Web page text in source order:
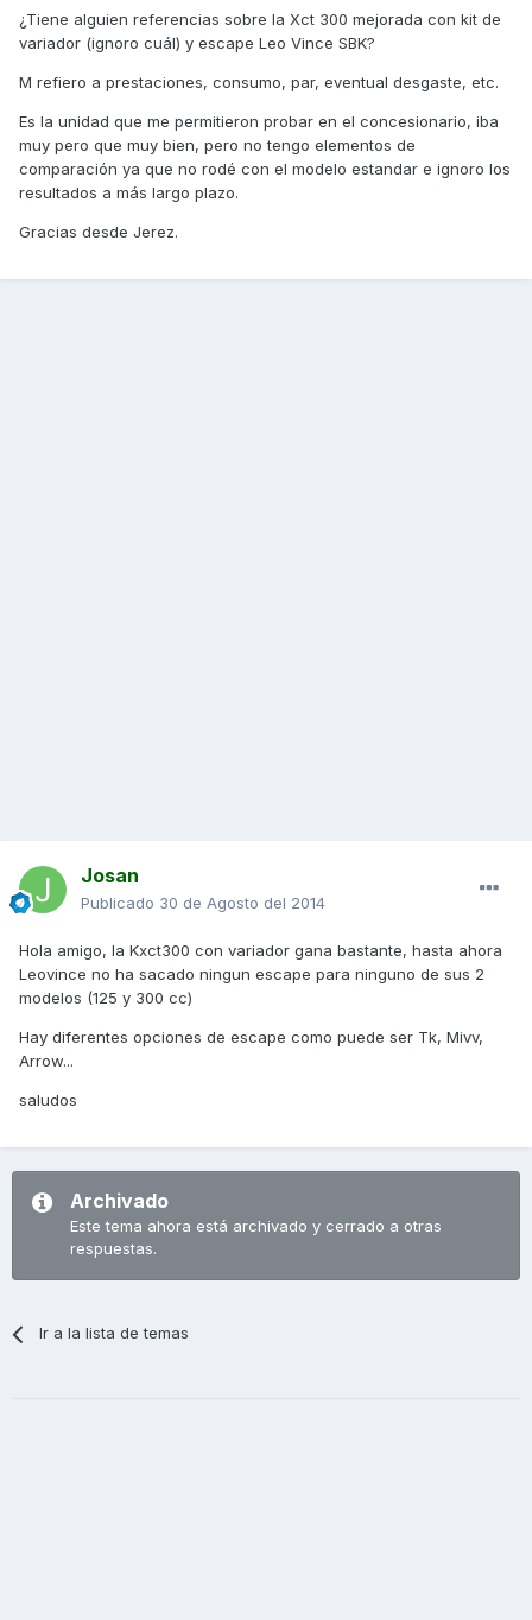
¿Tiene alguien referencias sobre la Xct 300 mejorada con kit de
variador (ignoro cuál) y escape Leo Vince SBK?
M refiero a prestaciones, consumo, par, eventual desgaste, etc.
Es la unidad que me permitieron probar en el concesionario, iba
muy pero que muy bien, pero no tengo elementos de
comparación ya que no rodé con el modelo estandar e ignoro los
resultados a más largo plazo.
Gracias desde Jerez.
Josan
Publicado 30 de Agosto del 2014
Hola amigo, la Kxct300 con variador gana bastante, hasta ahora
Leovince no ha sacado ningun escape para ninguno de sus 2
modelos (125 y 300 cc)
Hay diferentes opciones de escape como puede ser Tk, Mivv,
Arrow...
saludos
Archivado
Este tema ahora está archivado y cerrado a otras
respuestas.
Ir a la lista de temas